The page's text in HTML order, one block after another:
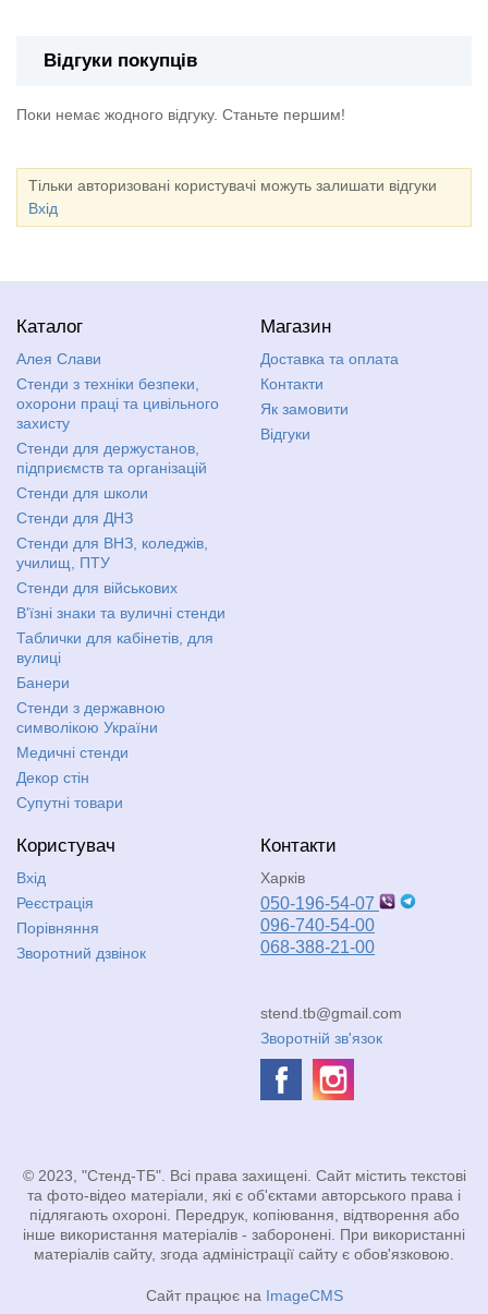
Відгуки покупців
Поки немає жодного відгуку. Станьте першим!
Тільки авторизовані користувачі можуть залишати відгуки
Вхід
Каталог
Алея Слави
Стенди з техніки безпеки,
охорони праці та цивільного
захисту
Стенди для держустанов,
підприємств та організацій
Стенди для школи
Стенди для ДНЗ
Стенди для ВНЗ, коледжів,
училищ, ПТУ
Стенди для військових
В'їзні знаки та вуличні стенди
Таблички для кабінетів, для
вулиці
Банери
Стенди з державною
символікою України
Медичні стенди
Декор стін
Супутні товари
Магазин
Доставка та оплата
Контакти
Як замовити
Відгуки
Користувач
Вхід
Реєстрація
Порівняння
Зворотний дзвінок
Контакти
Харків
050-196-54-07
096-740-54-00
068-388-21-00
stend.tb@gmail.com
Зворотній зв'язок
© 2023, "Стенд-ТБ". Всі права захищені. Сайт містить текстові
та фото-відео матеріали, які є об'єктами авторського права і
підлягають охороні. Передрук, копіювання, відтворення або
інше використання матеріалів - заборонені. При використанні
матеріалів сайту, згода адміністрації сайту є обов'язковою.
Сайт працює на ImageCMS